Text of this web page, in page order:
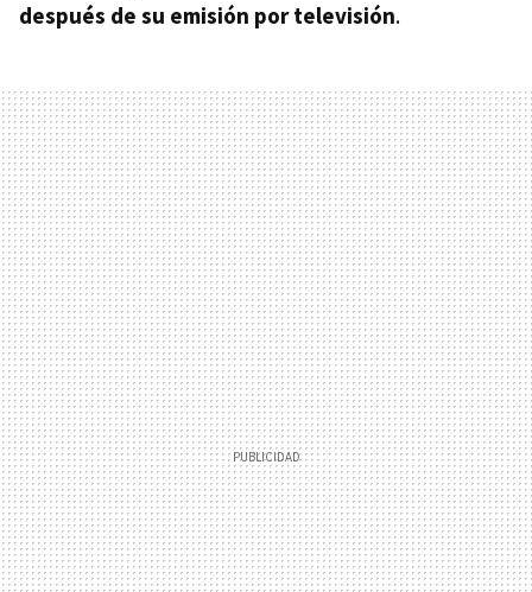
después de su emisión por televisión.